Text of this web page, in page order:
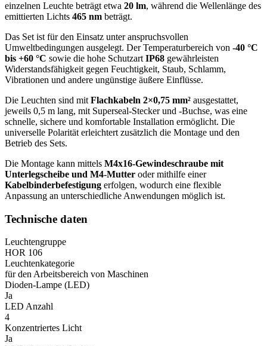
einzelnen Leuchte beträgt etwa 20 lm, während die Wellenlänge des
emittierten Lichts 465 nm beträgt.
Das Set ist für den Einsatz unter anspruchsvollen
Umweltbedingungen ausgelegt. Der Temperaturbereich von -40 °C
bis +60 °C sowie die hohe Schutzart IP68 gewährleisten
Widerstandsfähigkeit gegen Feuchtigkeit, Staub, Schlamm,
Vibrationen und andere ungünstige äußere Einflüsse.
Die Leuchten sind mit Flachkabeln 2×0,75 mm² ausgestattet,
jeweils 0,5 m lang, mit Superseal-Stecker und -Buchse, was eine
schnelle, sichere und komfortable Installation ermöglicht. Die
universelle Polarität erleichtert zusätzlich die Montage und den
Betrieb des Sets.
Die Montage kann mittels M4x16-Gewindeschraube mit
Unterlegscheibe und M4-Mutter oder mithilfe einer
Kabelbinderbefestigung erfolgen, wodurch eine flexible
Anpassung an unterschiedliche Anwendungen möglich ist.
Technische daten
Leuchtengruppe
HOR 106
Leuchtenkategorie
für den Arbeitsbereich von Maschinen
Dioden-Lampe (LED)
Ja
LED Anzahl
4
Konzentriertes Licht
Ja